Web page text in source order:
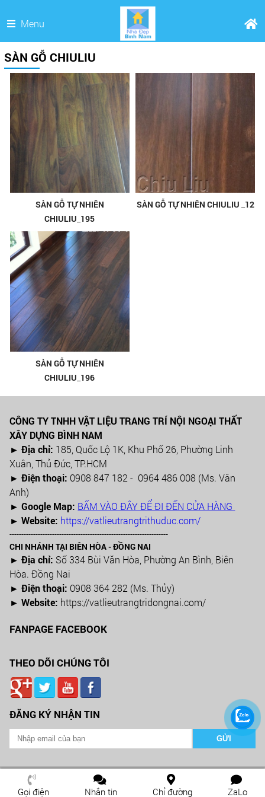
Menu
SÀN GỖ CHIULIU
SÀN GỖ TỰ NHIÊN
CHIULIU_195
SÀN GỖ TỰ NHIÊN CHIULIU _12
SÀN GỖ TỰ NHIÊN
CHIULIU_196
CÔNG TY TNHH VẬT LIỆU TRANG TRÍ NỘI NGOẠI THẤT
XÂY DỰNG BÌNH NAM
► Địa chỉ: 185, Quốc Lộ 1K, Khu Phố 26, Phường Linh
Xuân, Thủ Đức, TP.HCM
►Điện thoại: 0908 847 182 - 0964 486 008 (Ms. Vân
Anh)
►Google Map: BẤM VÀO ĐÂY ĐỂ ĐI ĐẾN CỬA HÀNG
► Website: https://vatlieutrangtrithuduc.com/
-------------------------------------------------------------------
CHI NHÁNH TẠI BIÊN HÒA - ĐỒNG NAI
► Địa chỉ: Số 334 Bùi Văn Hòa, Phường An Bình, Biên
Hòa. Đồng Nai
► Điện thoại: 0908 364 282 (Ms. Thủy)
► Website: https://vatlieutrangtridongnai.com/
FANPAGE FACEBOOK
THEO DÕI CHÚNG TÔI
ĐĂNG KÝ NHẬN TIN
2026 Copyright ©
CÔNG TY VẬT LIỆU TRANG TRÍ XÂY DỰNG BÌNH NAM
Web Design by
Nina.vn
Gọi điện Nhắn tin Chỉ đường ZaLo